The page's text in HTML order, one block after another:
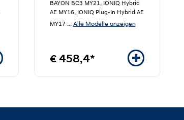
BAYON BC3 MY21, IONIQ Hybrid
AE MY16, IONIQ Plug-In Hybrid AE
MY17 ... Alle Modelle anzeigen
€ 458,4*